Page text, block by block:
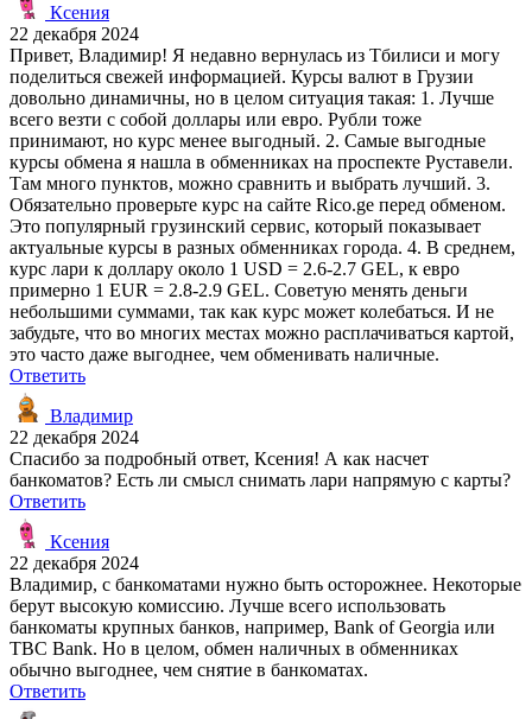
Ксения
22 декабря 2024
Привет, Владимир! Я недавно вернулась из Тбилиси и могу
поделиться свежей информацией. Курсы валют в Грузии
довольно динамичны, но в целом ситуация такая: 1. Лучше
всего везти с собой доллары или евро. Рубли тоже
принимают, но курс менее выгодный. 2. Самые выгодные
курсы обмена я нашла в обменниках на проспекте Руставели.
Там много пунктов, можно сравнить и выбрать лучший. 3.
Обязательно проверьте курс на сайте Rico.ge перед обменом.
Это популярный грузинский сервис, который показывает
актуальные курсы в разных обменниках города. 4. В среднем,
курс лари к доллару около 1 USD = 2.6-2.7 GEL, к евро
примерно 1 EUR = 2.8-2.9 GEL. Советую менять деньги
небольшими суммами, так как курс может колебаться. И не
забудьте, что во многих местах можно расплачиваться картой,
это часто даже выгоднее, чем обменивать наличные.
Ответить
Владимир
22 декабря 2024
Спасибо за подробный ответ, Ксения! А как насчет
банкоматов? Есть ли смысл снимать лари напрямую с карты?
Ответить
Ксения
22 декабря 2024
Владимир, с банкоматами нужно быть осторожнее. Некоторые
берут высокую комиссию. Лучше всего использовать
банкоматы крупных банков, например, Bank of Georgia или
TBC Bank. Но в целом, обмен наличных в обменниках
обычно выгоднее, чем снятие в банкоматах.
Ответить